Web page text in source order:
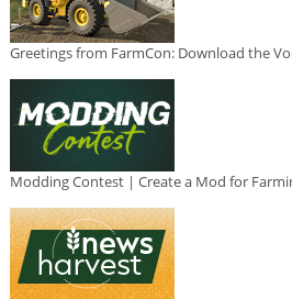
Greetings from FarmCon: Download the
Modding Contest | Create a Mod for